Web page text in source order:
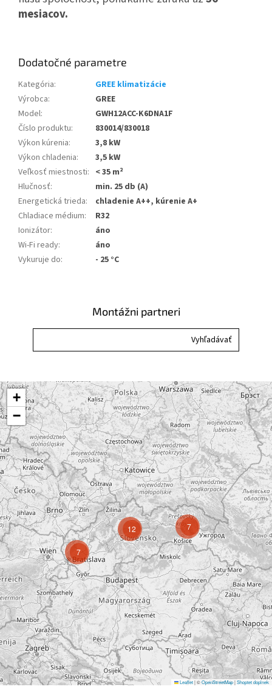
mesiacov.
Dodatočné parametre
Kategória:
GREE klimatizácie
Výrobca:
GREE
Model:
GWH12ACC-K6DNA1F
Číslo produktu:
830014/830018
Výkon kúrenia:
3,8 kW
Výkon chladenia:
3,5 kW
Veľkosť miestnosti: < 35 m²
Hlučnosť:
min. 25 db (A)
Energetická trieda:
chladenie A++, kúrenie A+
Chladiace médium:
R32
Ionizátor:
áno
Wi-Fi ready:
áno
Vykuruje do: - 25 °C
Montážni partneri
7
7
12
+
−
Leaflet|©OpenStreetMap|Shoptet doplnek